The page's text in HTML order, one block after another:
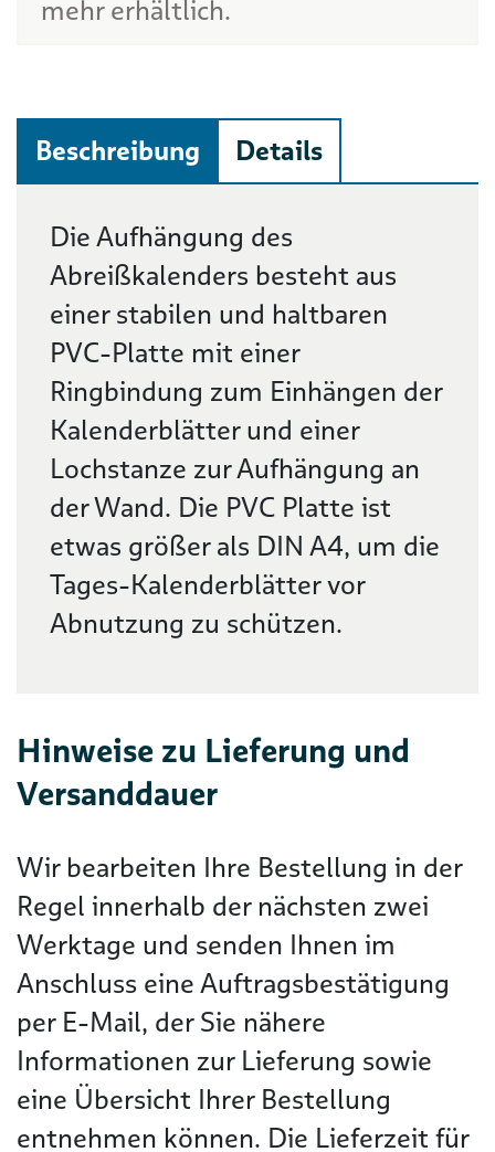
mehr erhältlich.
Beschreibung Details
Beschreibung
Die Aufhängung des
Abreißkalenders besteht aus
einer stabilen und haltbaren
PVC-Platte mit einer
Ringbindung zum Einhängen der
Kalenderblätter und einer
Lochstanze zur Aufhängung an
der Wand. Die PVC Platte ist
etwas größer als DIN A4, um die
Tages-Kalenderblätter vor
Abnutzung zu schützen.
Hinweise zu Lieferung und
Versanddauer
Wir bearbeiten Ihre Bestellung in der
Regel innerhalb der nächsten zwei
Werktage und senden Ihnen im
Anschluss eine Auftragsbestätigung
per E-Mail, der Sie nähere
Informationen zur Lieferung sowie
eine Übersicht Ihrer Bestellung
entnehmen können. Die Lieferzeit für